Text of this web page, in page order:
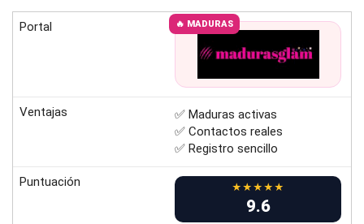
Portal 🔥 MADURAS
Ventajas
✅ Maduras activas
✅ Contactos reales
✅ Registro sencillo
Puntuación ★★★★★
9.6